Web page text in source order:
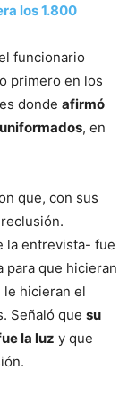
los 1.800
funcionario
primero en los
donde afirmó
, en
que, con sus
la entrevista- fue
para que hicieran
le hicieran el
Señaló que su
la luz y que